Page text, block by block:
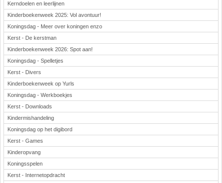
Kerndoelen en leerlijnen
Kinderboekenweek 2025: Vol avontuur!
Koningsdag - Meer over koningen enzo
Kerst - De kerstman
Kinderboekenweek 2026: Spot aan!
Koningsdag - Spelletjes
Kerst - Divers
Kinderboekenweek op Yurls
Koningsdag - Werkboekjes
Kerst - Downloads
Kindermishandeling
Koningsdag op het digibord
Kerst - Games
Kinderopvang
Koningsspelen
Kerst - Internetopdracht